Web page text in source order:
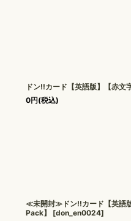
ドン!!カード【英語版】【赤文
0円(税込)
≪未開封≫ドン!!カード【英語
Pack】
[don_en0024]